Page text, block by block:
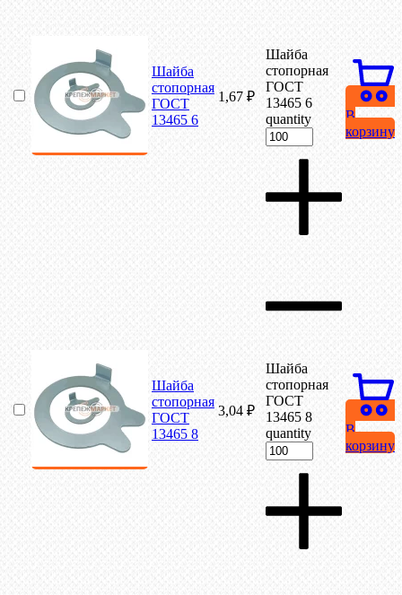
Шайба
стопорная
ГОСТ
13465 6
1,67 ₽
Шайба
стопорная
ГОСТ
13465 6
quantity
В
корзину
Шайба
стопорная
ГОСТ
13465 8
3,04 ₽
Шайба
стопорная
ГОСТ
13465 8
quantity
В
корзину